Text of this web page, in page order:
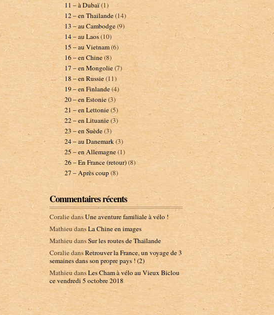
11 – à Dubaï(1)
12 – en Thailande(14)
13 – au Cambodge(9)
14 – au Laos(10)
15 – au Vietnam(6)
16 – en Chine(8)
17 – en Mongolie(7)
18 – en Russie(11)
19 – en Finlande(4)
20 – en Estonie(3)
21 – en Lettonie(5)
22 – en Lituanie(3)
23 – en Suède(3)
24 – au Danemark(3)
25 – en Allemagne(1)
26 – En France (retour)(8)
27 – Après coup(8)
Commentaires récents
CoraliedansUne aventure familiale à vélo !
MathieudansLa Chine en images
Mathieu dansSur les routes de Thaïlande
CoraliedansRetrouver la France, un voyage de 3
semaines dans son propre pays ! (2)
MathieudansLes Cham à vélo au Vieux Biclou
ce vendredi 5 octobre 2018